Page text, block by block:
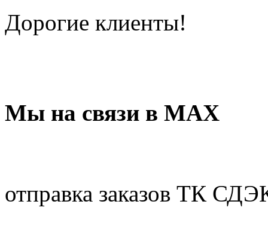
Дорогие клиенты!
Мы на связи в МАХ
отправка заказов ТК